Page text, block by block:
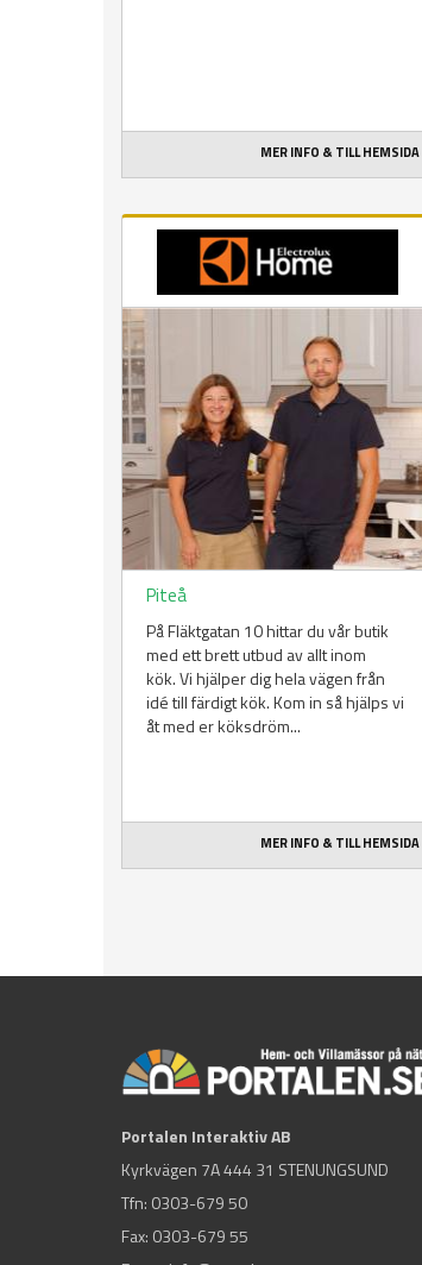
MER INFO & TILL HEMSIDA
Piteå
På Fläktgatan 10 hittar du vår butik
med ett brett utbud av allt inom
kök. Vi hjälper dig hela vägen från
idé till färdigt kök. Kom in så hjälps vi
åt med er köksdröm...
MER INFO & TILL HEMSIDA
Portalen Interaktiv AB
Kyrkvägen 7A 444 31 STENUNGSUND
Tfn: 0303-679 50
Fax: 0303-679 55